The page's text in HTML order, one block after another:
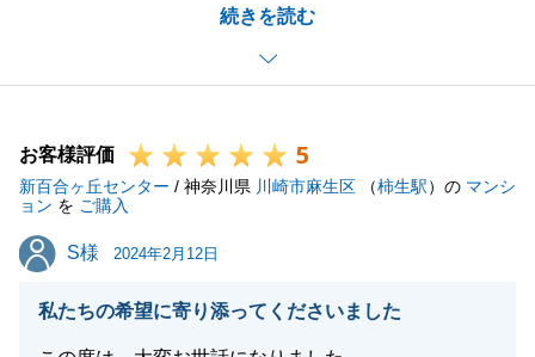
続きを読む
気軽にご相談くださいませ。
引き続きよろしくお願いいたします。
閉じる
お客様評価 5
新百合ヶ丘センター / 神奈川県 川崎市麻生区 （柿生駅）の マンシ
ョン を ご購入
S様
S様 2024年2月12日
私たちの希望に寄り添ってくださいました